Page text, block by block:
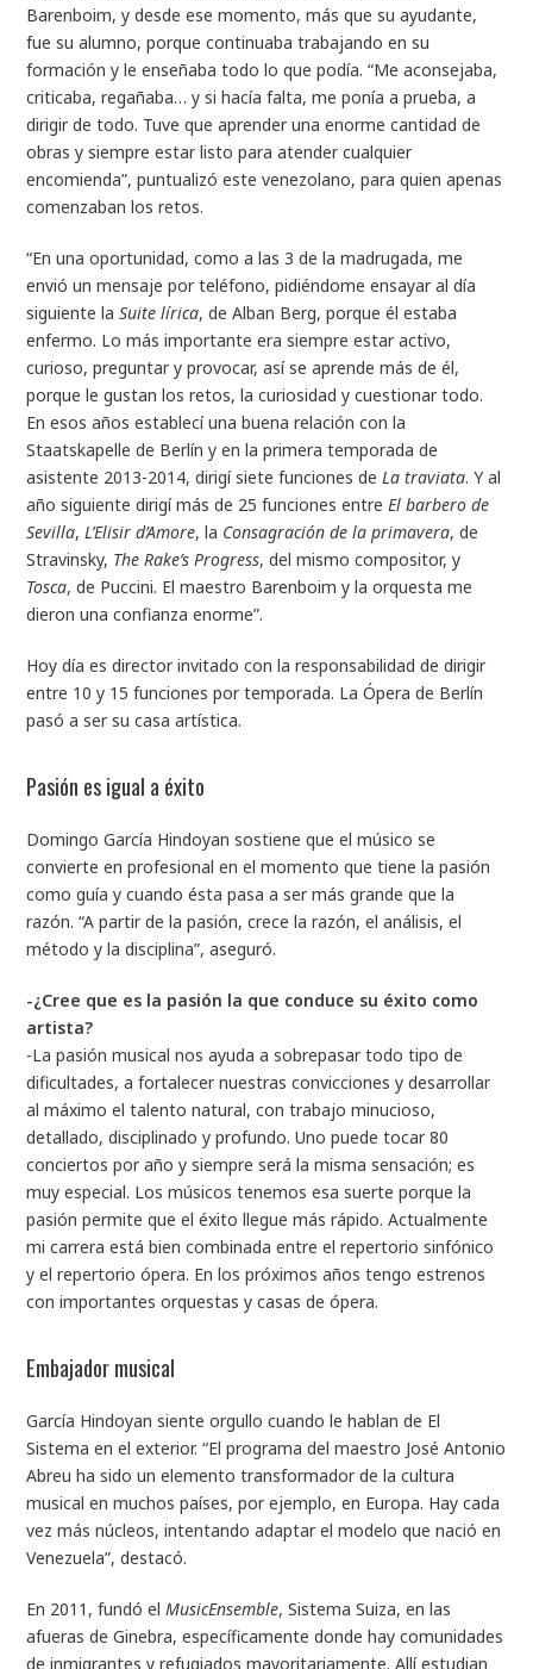
Barenboim, y desde ese momento, más que su ayudante,
fue su alumno, porque continuaba trabajando en su
formación y le enseñaba todo lo que podía. “Me aconsejaba,
criticaba, regañaba… y si hacía falta, me ponía a prueba, a
dirigir de todo. Tuve que aprender una enorme cantidad de
obras y siempre estar listo para atender cualquier
encomienda”, puntualizó este venezolano, para quien apenas
comenzaban los retos.
“En una oportunidad, como a las 3 de la madrugada, me
envió un mensaje por teléfono, pidiéndome ensayar al día
siguiente laSuite lírica, de Alban Berg, porque él estaba
enfermo. Lo más importante era siempre estar activo,
curioso, preguntar y provocar, así se aprende más de él,
porque le gustan los retos, la curiosidad y cuestionar todo.
En esos años establecí una buena relación con la
Staatskapelle de Berlín y en la primera temporada de
asistente 2013-2014, dirigí siete funciones deLa traviata. Y al
año siguiente dirigí más de 25 funciones entreEl barbero de
Sevilla,L’Elisir d’Amore, la Consagración de la primavera, de
Stravinsky, The Rake’s Progress, del mismo compositor, y
Tosca, de Puccini. El maestro Barenboim y la orquesta me
dieron una confianza enorme”.
Hoy día es director invitado con la responsabilidad de dirigir
entre 10 y 15 funciones por temporada. La Ópera de Berlín
pasó a ser su casa artística.
Pasión es igual a éxito
Domingo García Hindoyan sostiene que el músico se
convierte en profesional en el momento que tiene la pasión
como guía y cuando ésta pasa a ser más grande que la
razón. “A partir de la pasión, crece la razón, el análisis, el
método y la disciplina”, aseguró.
-¿Cree que es la pasión la que conduce su éxito como
artista?
-La pasión musical nos ayuda a sobrepasar todo tipo de
dificultades, a fortalecer nuestras convicciones y desarrollar
al máximo el talento natural, con trabajo minucioso,
detallado, disciplinado y profundo. Uno puede tocar 80
conciertos por año y siempre será la misma sensación; es
muy especial. Los músicos tenemos esa suerte porque la
pasión permite que el éxito llegue más rápido. Actualmente
mi carrera está bien combinada entre el repertorio sinfónico
y el repertorio ópera. En los próximos años tengo estrenos
con importantes orquestas y casas de ópera.
Embajador musical
García Hindoyan siente orgullo cuando le hablan de El
Sistema en el exterior. “El programa del maestro José Antonio
Abreu ha sido un elemento transformador de la cultura
musical en muchos países, por ejemplo, en Europa. Hay cada
vez más núcleos, intentando adaptar el modelo que nació en
Venezuela”, destacó.
En 2011, fundó elMusicEnsemble, Sistema Suiza, en las
afueras de Ginebra, específicamente donde hay comunidades
de inmigrantes y refugiados mayoritariamente. Allí estudian